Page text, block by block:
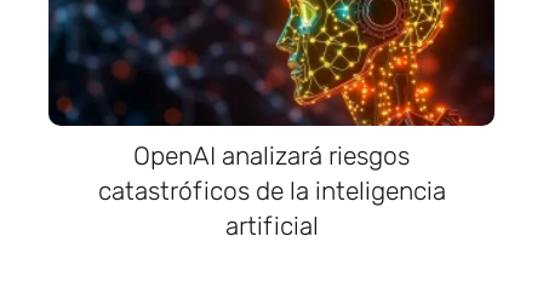
OpenAI analizará riesgos
catastróficos de la inteligencia
artificial